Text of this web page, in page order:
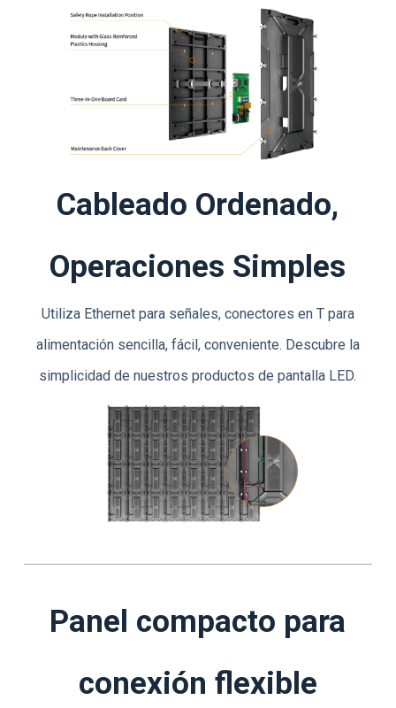
Cableado Ordenado,
Operaciones Simples
Utiliza Ethernet para señales, conectores en T para
alimentación sencilla, fácil, conveniente. Descubre la
simplicidad de nuestros productos de pantalla LED.
Panel compacto para
conexión flexible